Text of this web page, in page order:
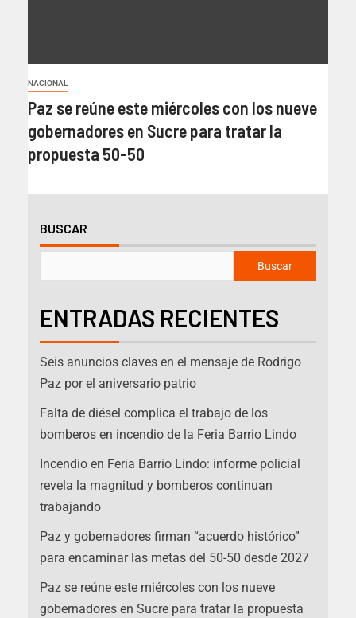
NACIONAL
Paz se reúne este miércoles con los nueve
gobernadores en Sucre para tratar la
propuesta 50-50
BUSCAR
Buscar
ENTRADAS RECIENTES
Seis anuncios claves en el mensaje de Rodrigo
Paz por el aniversario patrio
Falta de diésel complica el trabajo de los
bomberos en incendio de la Feria Barrio Lindo
Incendio en Feria Barrio Lindo: informe policial
revela la magnitud y bomberos continuan
trabajando
Paz y gobernadores firman “acuerdo histórico”
para encaminar las metas del 50-50 desde 2027
Paz se reúne este miércoles con los nueve
gobernadores en Sucre para tratar la propuesta